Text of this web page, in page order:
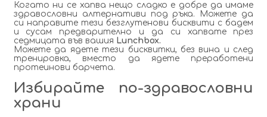
Когато ни се хапва нещо сладко е добре да имаме
здравословни алтернативи под ръка. Можете да
си направите тези безглутенови бисквити с бадем
и сусам предварително и да си хапвате през
седмицата във вашия Lunchbox.
Можете да ядете тези бисквитки, без вина и след
тренировка, вместо да ядете преработени
протеинови барчета.
Избирайте по-здравословни
храни